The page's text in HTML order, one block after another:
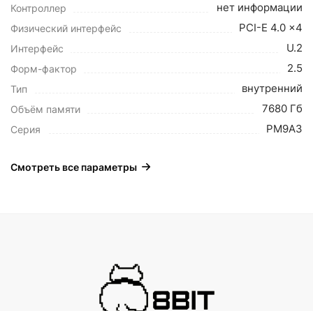
Контроллер нет информации
Физический интерфейс PCI-E 4.0 x4
Интерфейс U.2
Форм-фактор 2.5
Тип внутренний
Объём памяти 7680 Гб
Серия PM9A3
Смотреть все параметры